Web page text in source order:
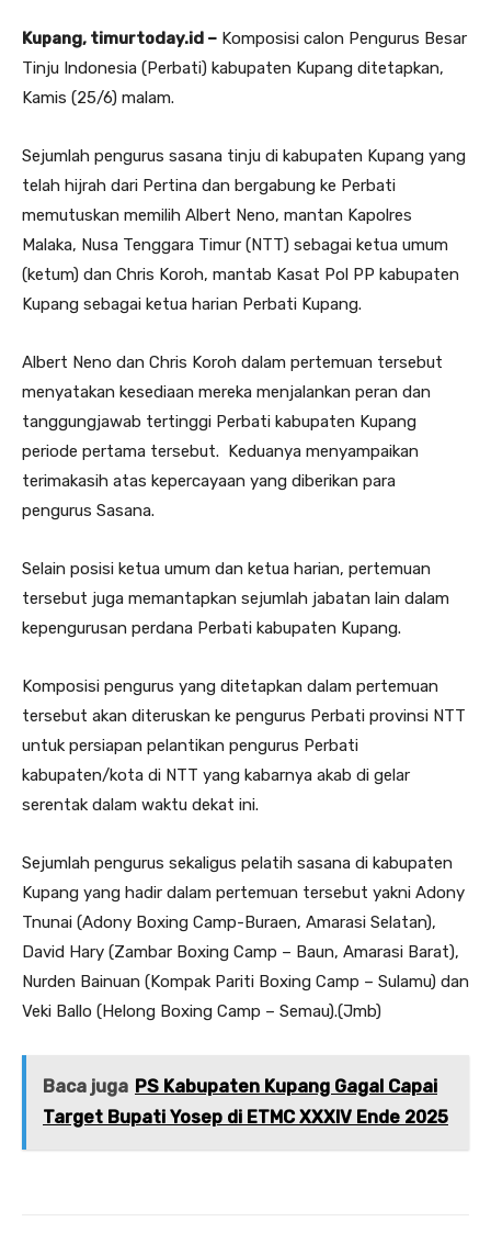
Kupang, timurtoday.id – Komposisi calon Pengurus Besar
Tinju Indonesia (Perbati) kabupaten Kupang ditetapkan,
Kamis (25/6) malam.
Sejumlah pengurus sasana tinju di kabupaten Kupang yang
telah hijrah dari Pertina dan bergabung ke Perbati
memutuskan memilih Albert Neno, mantan Kapolres
Malaka, Nusa Tenggara Timur (NTT) sebagai ketua umum
(ketum) dan Chris Koroh, mantab Kasat Pol PP kabupaten
Kupang sebagai ketua harian Perbati Kupang.
Albert Neno dan Chris Koroh dalam pertemuan tersebut
menyatakan kesediaan mereka menjalankan peran dan
tanggungjawab tertinggi Perbati kabupaten Kupang
periode pertama tersebut. Keduanya menyampaikan
terimakasih atas kepercayaan yang diberikan para
pengurus Sasana.
Selain posisi ketua umum dan ketua harian, pertemuan
tersebut juga memantapkan sejumlah jabatan lain dalam
kepengurusan perdana Perbati kabupaten Kupang.
Komposisi pengurus yang ditetapkan dalam pertemuan
tersebut akan diteruskan ke pengurus Perbati provinsi NTT
untuk persiapan pelantikan pengurus Perbati
kabupaten/kota di NTT yang kabarnya akab di gelar
serentak dalam waktu dekat ini.
Sejumlah pengurus sekaligus pelatih sasana di kabupaten
Kupang yang hadir dalam pertemuan tersebut yakni Adony
Tnunai (Adony Boxing Camp-Buraen, Amarasi Selatan),
David Hary (Zambar Boxing Camp – Baun, Amarasi Barat),
Nurden Bainuan (Kompak Pariti Boxing Camp – Sulamu) dan
Veki Ballo (Helong Boxing Camp – Semau).(Jmb)
Baca juga PS Kabupaten Kupang Gagal Capai
Target Bupati Yosep di ETMC XXXIV Ende 2025